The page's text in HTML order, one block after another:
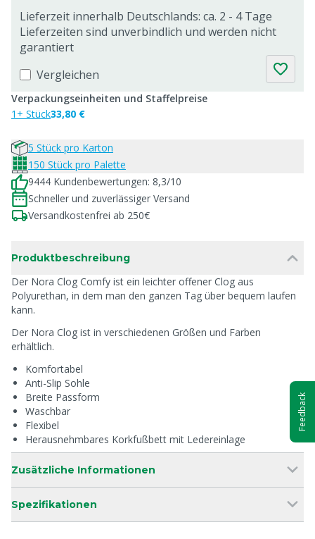
Lieferzeit innerhalb Deutschlands: ca. 2 - 4 Tage
Lieferzeiten sind unverbindlich und werden nicht
garantiert
Vergleichen
Verpackungseinheiten und Staffelpreise
1+ Stück33,80 €
5 Stück pro Karton
150 Stück pro Palette
9444 Kundenbewertungen: 8,3/10
Schneller und zuverlässiger Versand
Versandkostenfrei ab 250€
Produktbeschreibung
Der Nora Clog Comfy ist ein leichter offener Clog aus
Polyurethan, in dem man den ganzen Tag über bequem laufen
kann.
Der Nora Clog ist in verschiedenen Größen und Farben
erhältlich.
Komfortabel
Anti-Slip Sohle
Breite Passform
Waschbar
Flexibel
Herausnehmbares Korkfußbett mit Ledereinlage
Zusätzliche Informationen
Spezifikationen
Feedback